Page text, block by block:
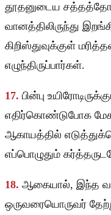
தூதனுடைய
வானத்திலிருந்து
கிறிஸ்துவுக்குள்
எழுந்திருப்பார்கள்.
17. பின்பு
எதிர்கொண்டுபோக
ஆகாயத்தில்
எப்பொழுதும்
18. ஆகையால், இந்த
ஒருவரையொருவர்